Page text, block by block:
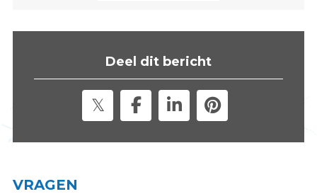
i
Deel dit bericht
VRAGEN